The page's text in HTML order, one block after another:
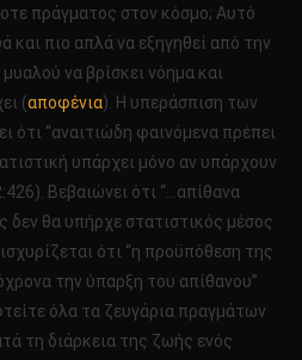
πράγματος στον κόσμο; Αυτό
και πιο απλά να εξηγηθεί από την
να βρίσκει νόημα και
(αποφένια). Η υπεράσπιση των
ότι “αναιτιώδη φαινόμενα πρέπει
υπάρχει μόνο αν υπάρχουν
Βεβαιώνει ότι “…απίθανα
θα υπήρχε στατιστικός μέσος
ότι “η προϋπόθεση της
την ύπαρξη του απίθανου”
όλα τα ζευγάρια πραγμάτων
τη διάρκεια της ζωής ενός